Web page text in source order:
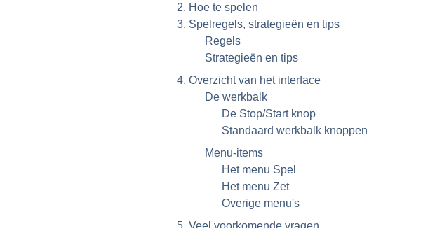
2. Hoe te spelen
3. Spelregels, strategieën en tips
Regels
Strategieën en tips
4. Overzicht van het interface
De werkbalk
De Stop/Start knop
Standaard werkbalk knoppen
Menu-items
Het menu Spel
Het menu Zet
Overige menu's
5. Veel voorkomende vragen